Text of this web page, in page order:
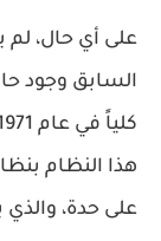
على أي حال، لم
السابق وجود
هذا النظام
على حدة،